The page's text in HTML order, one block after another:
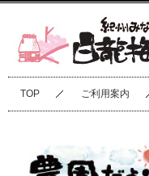
TOP ご利用案内